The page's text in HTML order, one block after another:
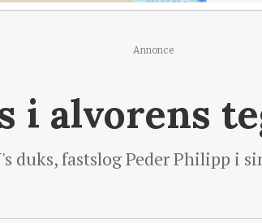
Annonce
i alvorens
duks, fastslog Peder Philipp i